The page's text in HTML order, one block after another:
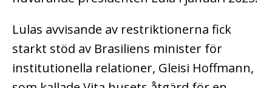
Lulas avvisande av restriktionerna fick
starkt stöd av Brasiliens minister för
institutionella relationer, Gleisi Hoffmann,